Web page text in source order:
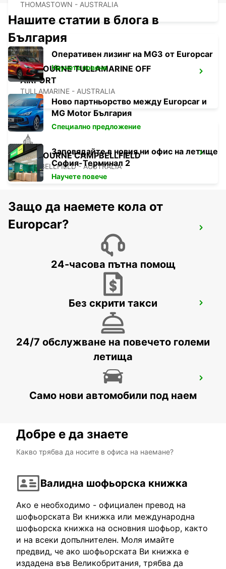
THOMASTOWN - AUSTRALIA
MELBOURNE TULLAMARINE OFF
AIRPORT
TULLAMARINE - AUSTRALIA
MELBOURNE CAMPBELLFIELD
CAMPBELLFIELD - AUSTRALIA
MELBOURNE BLACKBURN
BLACKBURN - AUSTRALIA
MELBOURNE MOORABBIN
MOORABBIN - AUSTRALIA
MELBOURNE AIRPORT
MELBOURNE - AUSTRALIA
Нашите статии в блога в
България
Оперативен лизинг на MG3 от Europcar
Научете повече
Ново партньорство между Europcar и
MG Motor България
Специално предложение
Заповядайте в новия ни офис на летище
София-Терминал 2
Научете повече
Защо да наемете кола от
Europcar?
24-часова пътна помощ
Без скрити такси
24/7 обслужване на повечето големи
летища
Само нови автомобили под наем
Добре е да знаете
Какво трябва да носите в офиса на наемане?
Валидна шофьорска книжка
Ако е необходимо - официален превод на
шофьорската Ви книжка или международна
шофьорска книжка на основния шофьор, както
и на всеки допълнителен. Моля имайте
предвид, че ако шофьорската Ви книжка е
издадена във Великобритания, трябва да